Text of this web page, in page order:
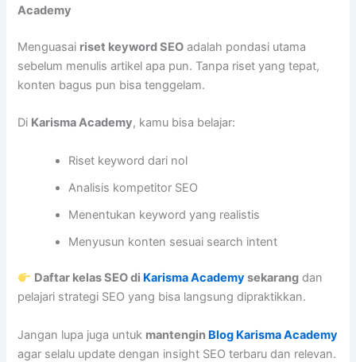
Academy
Menguasai riset keyword SEO adalah pondasi utama
sebelum menulis artikel apa pun. Tanpa riset yang tepat,
konten bagus pun bisa tenggelam.
Di Karisma Academy, kamu bisa belajar:
Riset keyword dari nol
Analisis kompetitor SEO
Menentukan keyword yang realistis
Menyusun konten sesuai search intent
Daftar kelas SEO di Karisma Academysekarang dan
pelajari strategi SEO yang bisa langsung dipraktikkan.
Jangan lupa juga untuk mantengin Blog Karisma Academy
agar selalu update dengan insight SEO terbaru dan relevan.